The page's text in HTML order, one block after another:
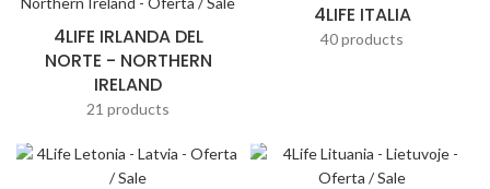
4LIFE IRLANDA DEL
NORTE - NORTHERN
IRELAND
21 products
4LIFE ITALIA
40 products